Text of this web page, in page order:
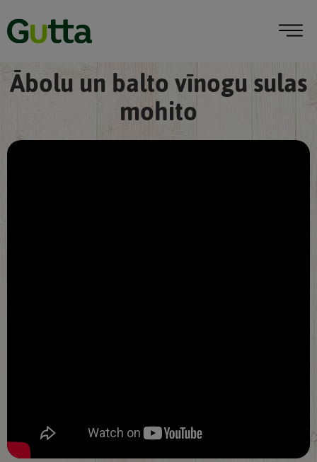
Ābolu un balto vīnogu sulas
mohito